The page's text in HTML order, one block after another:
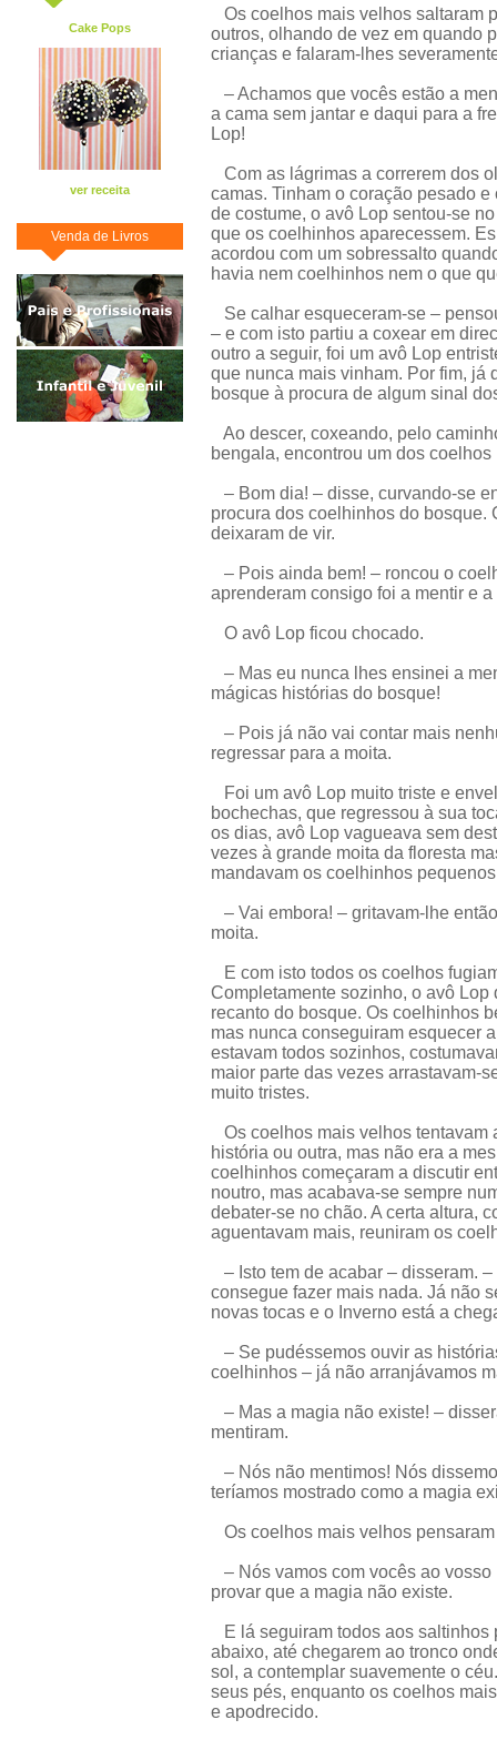
Cake Pops
ver receita
Venda de Livros
Os coelhos mais velhos saltaram
outros, olhando de vez em quando
crianças e falaram-lhes
– Achamos que vocês estão a
a cama sem jantar e daqui para a
Lop!
Com as lágrimas a correrem dos
camas. Tinham o coração pesado
de costume, o avô Lop sentou-se
que os coelhinhos aparecessem.
acordou com um sobressalto
havia nem coelhinhos nem o que
Se calhar esqueceram-se –
– e com isto partiu a coxear em
outro a seguir, foi um avô Lop
que nunca mais vinham. Por fim, já
bosque à procura de algum sinal
Ao descer, coxeando, pelo
bengala, encontrou um dos
– Bom dia! – disse, curvando-se
procura dos coelhinhos do bosque.
deixaram de vir.
– Pois ainda bem! – roncou o
aprenderam consigo foi a mentir e
O avô Lop ficou chocado.
– Mas eu nunca lhes ensinei a
mágicas histórias do bosque!
– Pois já não vai contar mais
regressar para a moita.
Foi um avô Lop muito triste e
bochechas, que regressou à sua
os dias, avô Lop vagueava sem
vezes à grande moita da floresta
mandavam os coelhinhos
– Vai embora! – gritavam-lhe
moita.
E com isto todos os coelhos
Completamente sozinho, o avô
recanto do bosque. Os coelhinhos
mas nunca conseguiram esquecer
estavam todos sozinhos,
maior parte das vezes arrastavam-
muito tristes.
Os coelhos mais velhos tentavam
história ou outra, mas não era a
coelhinhos começaram a discutir
noutro, mas acabava-se sempre
debater-se no chão. A certa altura,
aguentavam mais, reuniram os
– Isto tem de acabar – disseram.
consegue fazer mais nada. Já não
novas tocas e o Inverno está a
– Se pudéssemos ouvir as
coelhinhos – já não arranjávamos
– Mas a magia não existe! –
mentiram.
– Nós não mentimos! Nós
teríamos mostrado como a magia
Os coelhos mais velhos
– Nós vamos com vocês ao
provar que a magia não existe.
E lá seguiram todos aos saltinhos
abaixo, até chegarem ao tronco
sol, a contemplar suavemente o
seus pés, enquanto os coelhos
e apodrecido.